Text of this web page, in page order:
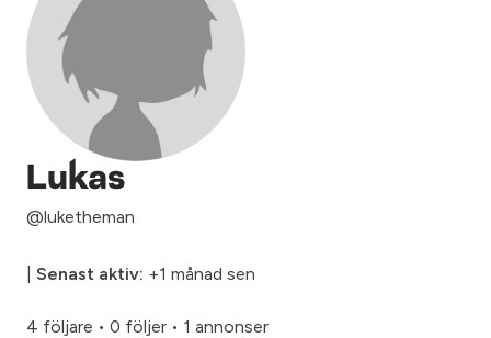
Lukas
@luketheman
Senast aktiv: +1 månad sen
4 följare • 0 följer • 1 annonser